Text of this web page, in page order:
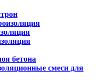
бетона
смеси для